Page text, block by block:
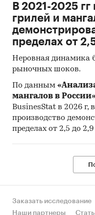
В 2021-2025
грилей и
пределах от
Неровная динамика
рыночных шоков.
По данным
мангалов в
BusinesStat в 2026 г,
производство
пределах от 2,5 до
Заказать исследование
Наши партнеры